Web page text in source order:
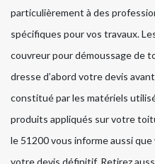
particulièrement à des
spécifiques pour vos travaux.
couvreur pour démoussage de
dresse d’abord votre devis
constitué par les matériels
produits appliqués sur votre
le 51200 vous informe aussi
votre devis définitif. Retirez